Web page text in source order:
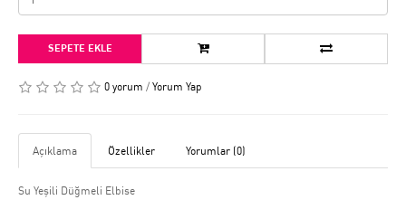
SEPETE EKLE
0 yorum / Yorum Yap
Açıklama Özellikler Yorumlar (0)
Su Yeşili Düğmeli Elbise